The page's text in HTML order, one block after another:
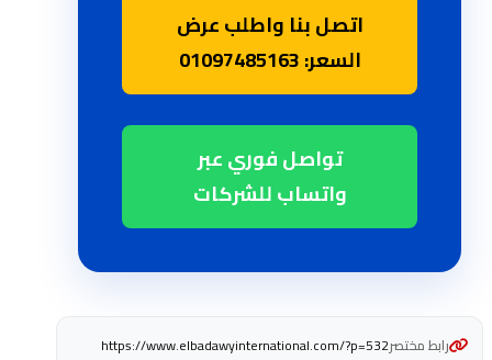
اتصل بنا واطلب عرض
السعر: 01097485163
تواصل فوري عبر
واتساب للشركات
رابط مختصرhttps://www.elbadawyinternational.com/?p=532